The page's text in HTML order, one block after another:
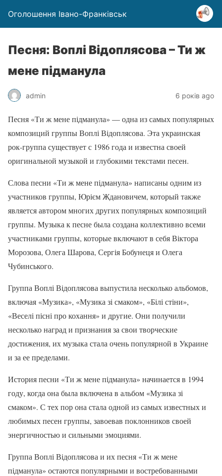
Оголошення Івано-Франківськ
Песня: Воплі Відоплясова – Ти ж
мене підманула
admin 6 років ago
Песня «Ти ж мене підманула» — одна из самых популярных
композиций группы Воплі Відоплясова. Эта украинская
рок-группа существует с 1986 года и известна своей
оригинальной музыкой и глубокими текстами песен.
Слова песни «Ти ж мене підманула» написаны одним из
участников группы, Юрієм Ждановичем, который также
является автором многих других популярных композиций
группы. Музыка к песне была создана коллективно всеми
участниками группы, которые включают в себя Віктора
Морозова, Олега Шарова, Сергія Бобунеця и Олега
Чубинського.
Группа Воплі Відоплясова выпустила несколько альбомов,
включая «Музика», «Музика зі смаком», «Білі стіни»,
«Веселі пісні про кохання» и другие. Они получили
несколько наград и признания за свои творческие
достижения, их музыка стала очень популярной в Украине
и за ее пределами.
История песни «Ти ж мене підманула» начинается в 1994
году, когда она была включена в альбом «Музика зі
смаком». С тех пор она стала одной из самых известных и
любимых песен группы, завоевав поклонников своей
энергичностью и сильными эмоциями.
Группа Воплі Відоплясова и их песня «Ти ж мене
підманула» остаются популярными и востребованными